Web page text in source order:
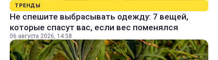
ТРЕНДЫ
Не спешите выбрасывать одежду: 7 вещей,
которые спасут вас, если вес поменялся
06 августа 2026, 14:58